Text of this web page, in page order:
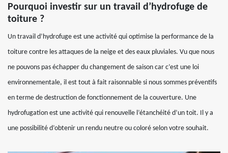
Pourquoi investir sur un travail d’hydrofuge de
toiture ?
Un travail d’hydrofuge est une activité qui optimise la performance de la
toiture contre les attaques de la neige et des eaux pluviales. Vu que nous
ne pouvons pas échapper du changement de saison car c’est une loi
environnementale, il est tout à fait raisonnable si nous sommes préventifs
en terme de destruction de fonctionnement de la couverture. Une
hydrofugation est une activité qui renouvelle l’étanchéité d’un toit. Il y a
une possibilité d’obtenir un rendu neutre ou coloré selon votre souhait.